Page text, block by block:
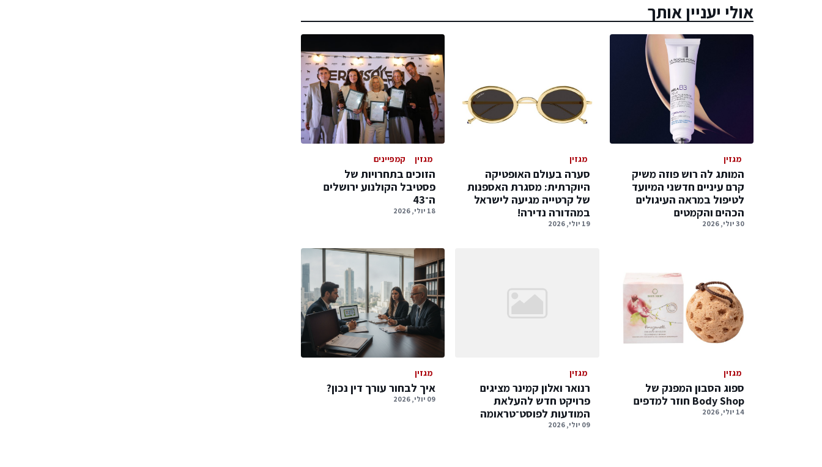
אולי יעניין אותך
מגזין
המותג לה רוש פוזה משיק
קרם עיניים חדשני המיועד
לטיפול במראה העיגולים
הכהים והקמטים
30 יולי, 2026
מגזין
סערה בעולם האופטיקה
היוקרתית: מסגרת האספנות
של קרטייה מגיעה לישראל
במהדורה נדירה!
19 יולי, 2026
מגזין קמפיינים
הזוכים בתחרויות של
פסטיבל הקולנוע ירושלים
ה־43
18 יולי, 2026
מגזין
ספוג הסבון המפנק של
Body Shop חוזר למדפים
14 יולי, 2026
מגזין
רנואר ואלון קמינר מציגים
פרויקט חדש להעלאת
המודעות לפוסט־טראומה
09 יולי, 2026
מגזין
איך לבחור עורך דין נכון?
09 יולי, 2026